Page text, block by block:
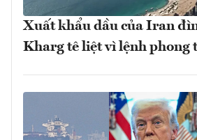
Xuất khẩu dầu của Iran
Kharg tê liệt vì lệnh phong